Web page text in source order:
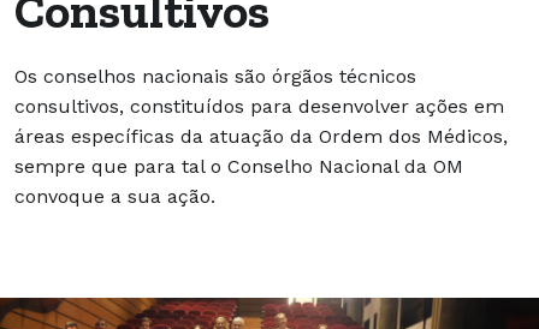
Os conselhos nacionais são órgãos técnicos
consultivos, constituídos para desenvolver ações em
áreas específicas da atuação da Ordem dos Médicos,
sempre que para tal o Conselho Nacional da OM
convoque a sua ação.